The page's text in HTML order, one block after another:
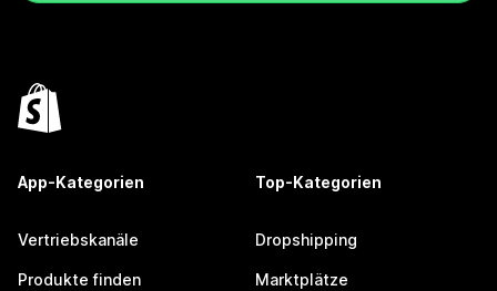
App-Kategorien
Vertriebskanäle
Produkte finden
Top-Kategorien
Dropshipping
Marktplätze